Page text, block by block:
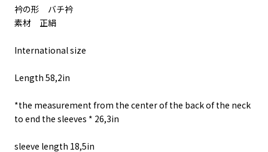
衿の形 バチ衿
素材 正絹
International size
Length 58,2in
*the measurement from the center of the back of the neck
to end the sleeves * 26,3in
sleeve length 18,5in